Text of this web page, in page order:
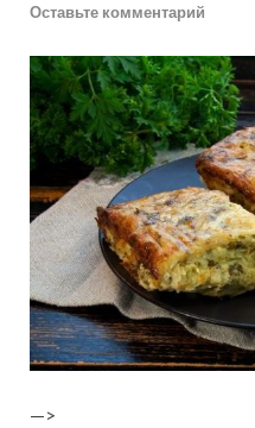
Оставьте комментарий
—>